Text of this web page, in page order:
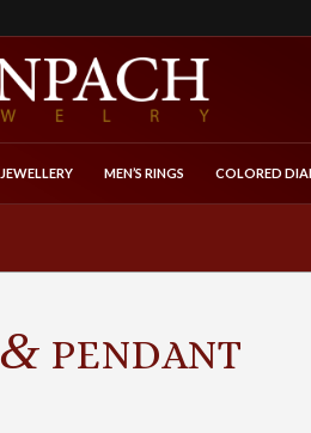
JEWELLERY MEN’S RINGS COLORED
& PENDANT